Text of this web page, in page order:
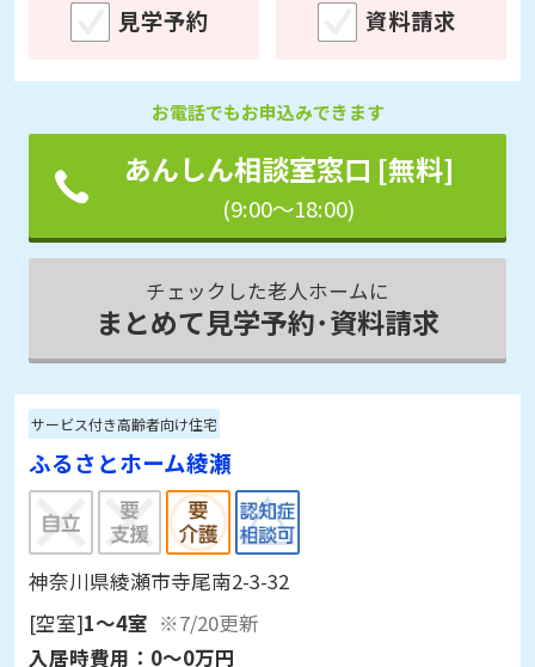
見学予約 資料請求
お電話でもお申込みできます
あんしん相談室窓口 [無料]
(9:00～18:00)
チェックした老人ホームに
まとめて見学予約･資料請求
サービス付き高齢者向け住宅
ふるさとホーム綾瀬
神奈川県綾瀬市寺尾南2-3-32
[空室]1～4室 ※7/20更新
入居時費用： 0～0万円